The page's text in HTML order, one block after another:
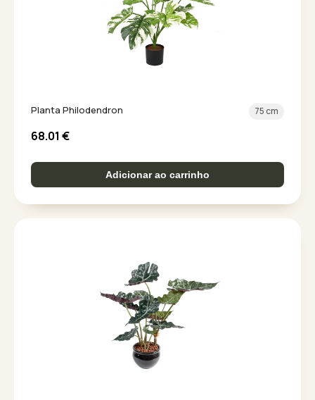
Planta Philodendron 75 cm
68.01 €
Adicionar ao carrinho